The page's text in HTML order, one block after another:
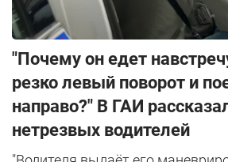
"Почему он едет
резко левый поворот и
направо?" В ГАИ
нетрезвых водителей